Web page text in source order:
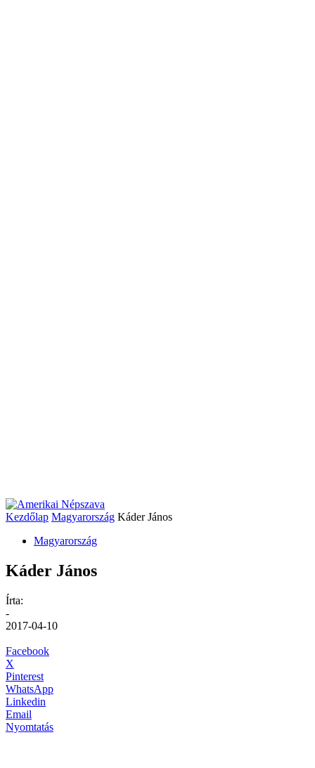
Kezdőlap Magyarország Káder János
Magyarország
Káder János
Írta:
-
2017-04-10
Facebook
X
Pinterest
WhatsApp
Linkedin
Email
Nyomtatás